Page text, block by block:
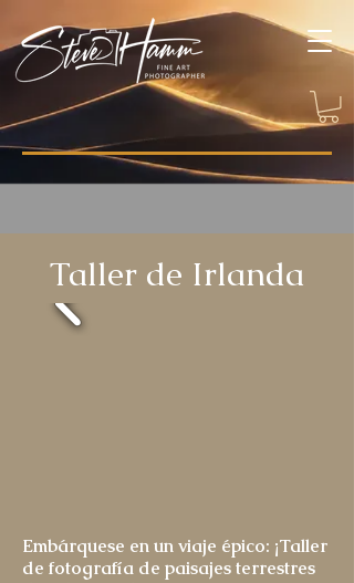
Taller de Irlanda
Embárquese en un viaje épico: ¡Taller
de fotografía de paisajes terrestres